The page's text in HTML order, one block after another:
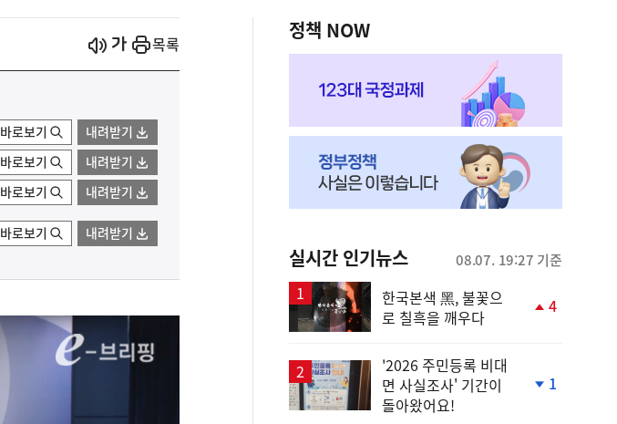
시작
열기 목록
바로보기
내려받기
바로보기
내려받기
바로보기 내려받기
바로보기 내려받기
정책 NOW
실시간 인기뉴스 08.07. 19:27 기준
한국본색 黑, 불꽃으
로 칠흑을 깨우다
4
'2026 주민등록 비대
면 사실조사' 기간이
돌아왔어요!
1